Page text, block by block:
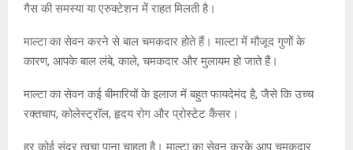
गैस की समस्या या एरुक्टेशन में राहत मिलती है।
माल्टा का सेवन करने से बाल चमकदार होते हैं। माल्टा में मौजूद गुणों के
कारण, आपके बाल लंबे, काले, चमकदार और मुलायम हो जाते हैं।
माल्टा का सेवन कई बीमारियों के इलाज में बहुत फायदेमंद है, जैसे कि उच्च
रक्तचाप, कोलेस्ट्रॉल, हृदय रोग और प्रोस्टेट कैंसर।
हर कोई सुंदर त्वचा पाना चाहता है। माल्टा का सेवन करके आप चमकदार